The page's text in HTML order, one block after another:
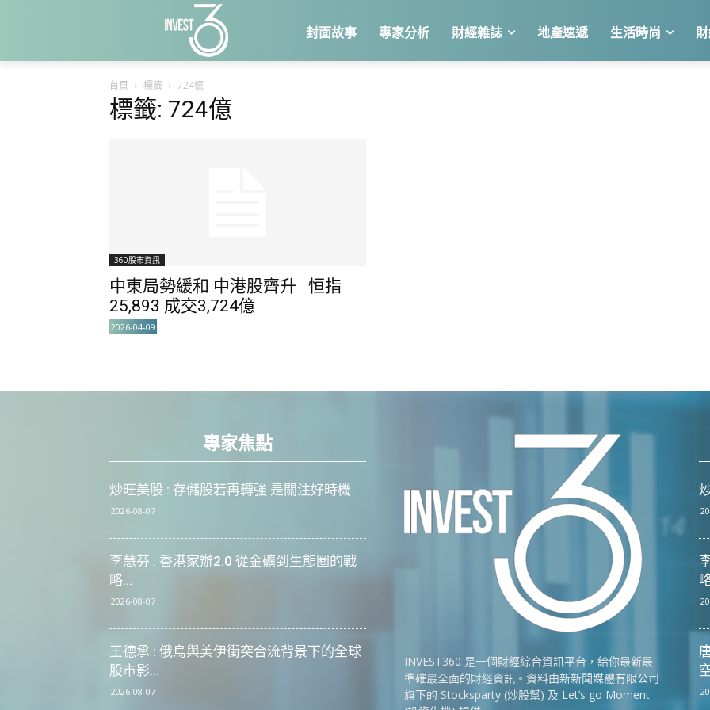
封面故事 專家分析 財經雜誌 地產速遞 生活時尚
首頁 標籤 724億
標籤: 724億
360股市資訊
中東局勢緩和 中港股齊升 恒指
25,893 成交3,724億
2026-04-09
專家焦點
炒旺美股 : 存儲股若再轉強 是關注好時機
2026-08-07
李慧芬 : 香港家辦2.0 從金礦到生態圈的戰
略...
2026-08-07
王德承 : 俄烏與美伊衝突合流背景下的全球
股市影...
2026-08-07
INVEST360 是一個財經綜合資訊平台，給你最新最
準確最全面的財經資訊。資料由新新聞媒體有限公司
旗下的 Stocksparty (炒股幫) 及 Let’s go Moment